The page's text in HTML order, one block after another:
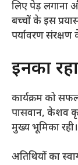
लिए पेड़ लगाना
बच्चों के इस
पर्यावरण
​इनका
​कार्यक्रम को
पासवान, केशव
मुख्य भूमिका रही।
​अतिथियों का